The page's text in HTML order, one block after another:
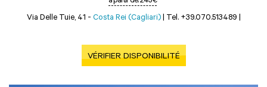
Via Delle Tuie, 41 - Costa Rei (Cagliari) | Tel. +39.070.513489 |
VÉRIFIER DISPONIBILITÉ